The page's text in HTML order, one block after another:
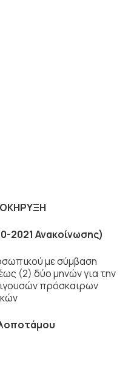
2021 Ανακοίνωσης)
με σύμβαση
(2) δύο μηνών για την
πρόσκαιρων